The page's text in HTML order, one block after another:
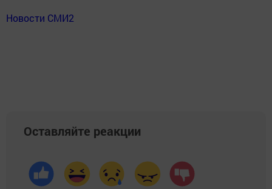
Новости СМИ2
Оставляйте реакции